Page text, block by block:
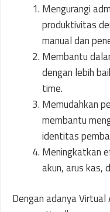
Mengurangi
produktivitas
manual dan
Membantu
dengan lebih
time.
Memudahkan
membantu
identitas
Meningkatkan
akun, arus kas,
Dengan adanya